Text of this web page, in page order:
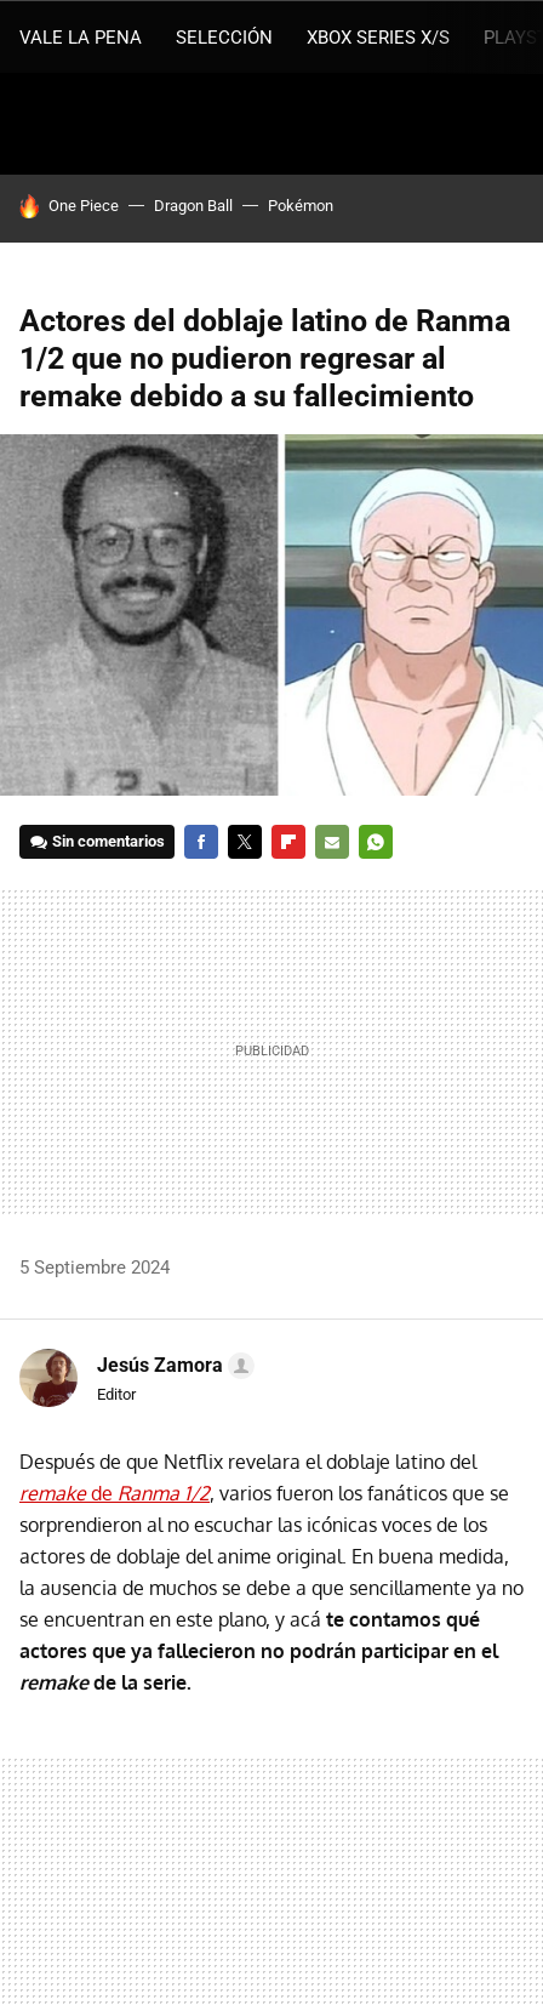
VALE LA PENA SELECCIÓN XBOX SERIES X/S
HOY SE HABLA DE
One Piece Dragon Ball Pokémon
Actores del doblaje latino de Ranma
1/2 que no pudieron regresar al
remake debido a su fallecimiento
Sin comentarios
MAIL
5 Septiembre 2024
Jesús Zamora
Editor
Después de que Netflix revelara el doblaje latino del
remakede Ranma 1/2, varios fueron los fanáticos que se
sorprendieron al no escuchar las icónicas voces de los
actores de doblaje del anime original. En buena medida,
la ausencia de muchos se debe a que sencillamente ya no
se encuentran en este plano, y acá te contamos qué
actores que ya fallecieron no podrán participar en el
remakede la serie.